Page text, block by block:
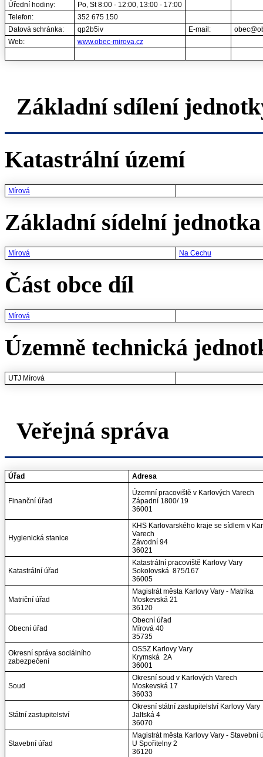
Úřední hodiny:
Po, St 8:00 - 12:00, 13:00 - 17:00
Telefon:
352 675 150
Datová schránka:
qp2b5iv E-mail:
Web:
www.obec-mirova.cz
Základní sdílení
Katastrální území
Mírová
Základní sídelní
Mírová Na Cechu
Část obce díl
Mírová
Územně technická
UTJ Mírová
Veřejná správa
Úřad Adresa
Finanční úřad
Územní pracoviště v Karlových Varech
Západní 1800/ 19
36001
Hygienická stanice
KHS Karlovarského kraje se sídlem v
Varech
Závodní 94
36021
Katastrální úřad
Katastrální pracoviště Karlovy Vary
Sokolovská 875/167
36005
Matriční úřad
Magistrát města Karlovy Vary - Matrika
Moskevská 21
36120
Obecní úřad
Obecní úřad
Mírová 40
35735
Okresní správa sociálního
zabezpečení
OSSZ Karlovy Vary
Krymská 2A
36001
Soud
Okresní soud v Karlových Varech
Moskevská 17
36033
Státní zastupitelství
Okresní státní zastupitelství Karlovy Vary
Jaltská 4
36070
Stavební úřad
Magistrát města Karlovy Vary - Stavební
U Spořitelny 2
36120